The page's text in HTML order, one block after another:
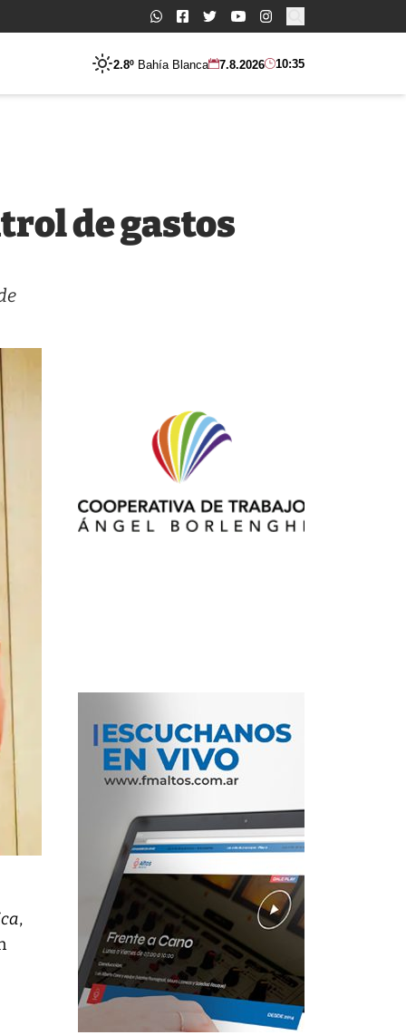
Buscar:
2.8º Bahía Blanca 7.8.2026 10:35
de gastos
,